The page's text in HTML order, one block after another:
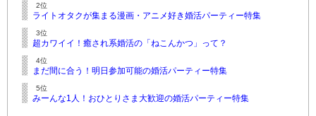
2位
ライトオタクが集まる漫画・アニメ好き婚活パーティー特集
3位
超カワイイ！癒され系婚活の「ねこんかつ」って？
4位
まだ間に合う！明日参加可能の婚活パーティー特集
5位
みーんな1人！おひとりさま大歓迎の婚活パーティー特集